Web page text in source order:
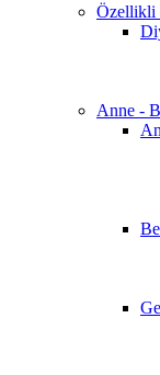
Özellikli
Anne -